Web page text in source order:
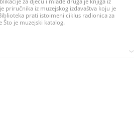
za djecu i mlade druga je knjiga iz
priručnika iz muzejskog izdavaštva koju je
prati istoimeni ciklus radionica za
je muzejski katalog.